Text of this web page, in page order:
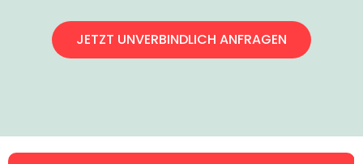
JETZT UNVERBINDLICH ANFRAGEN